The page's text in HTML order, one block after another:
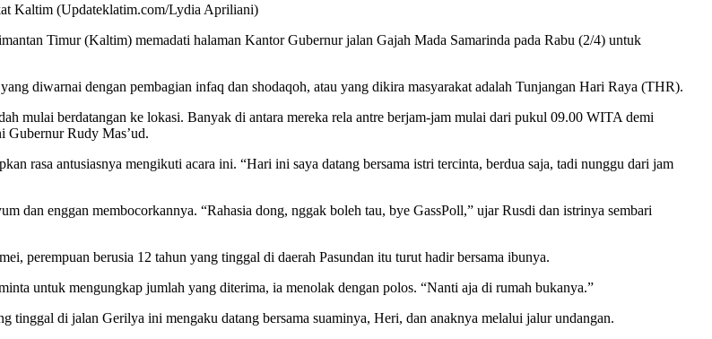
Kaltim (Updateklatim.com/Lydia Apriliani)
Timur (Kaltim) memadati halaman Kantor Gubernur jalan Gajah Mada Samarinda pada Rabu (2/4) untuk
diwarnai dengan pembagian infaq dan shodaqoh, atau yang dikira masyarakat adalah Tunjangan Hari Raya (THR).
mulai berdatangan ke lokasi. Banyak di antara mereka rela antre berjam-jam mulai dari pukul 09.00 WITA demi
Gubernur Rudy Mas’ud.
rasa antusiasnya mengikuti acara ini. “Hari ini saya datang bersama istri tercinta, berdua saja, tadi nunggu dari jam
dan enggan membocorkannya. “Rahasia dong, nggak boleh tau, bye GassPoll,” ujar Rusdi dan istrinya sembari
perempuan berusia 12 tahun yang tinggal di daerah Pasundan itu turut hadir bersama ibunya.
untuk mengungkap jumlah yang diterima, ia menolak dengan polos. “Nanti aja di rumah bukanya.”
tinggal di jalan Gerilya ini mengaku datang bersama suaminya, Heri, dan anaknya melalui jalur undangan.